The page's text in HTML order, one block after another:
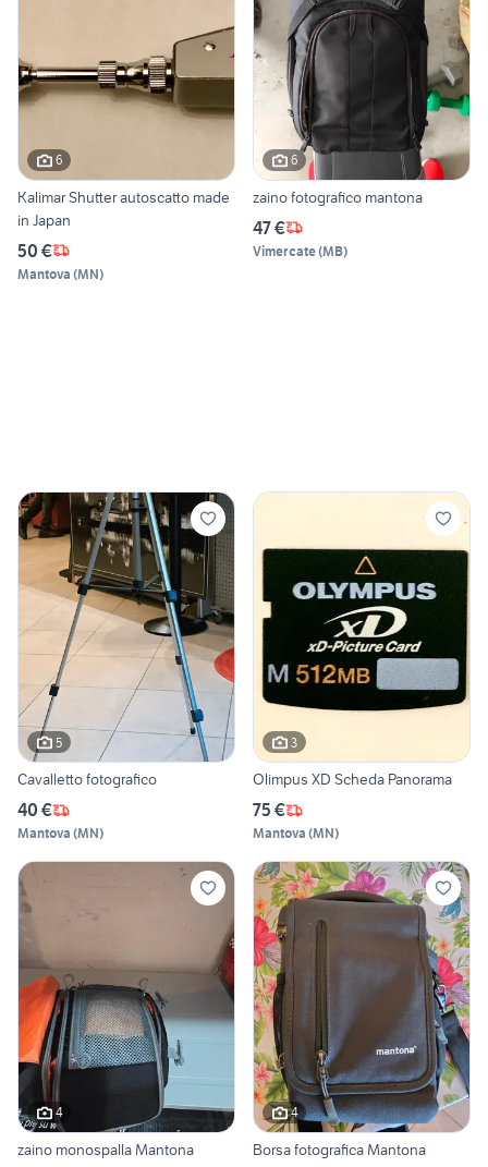
6
Kalimar Shutter autoscatto made
in Japan
50 €
Mantova (MN)
6
zaino fotografico mantona
47 €
Vimercate(MB)
5
Cavalletto fotografico
40 €
Mantova (MN)
3
Olimpus XD Scheda Panorama
75 €
Mantova (MN)
4
zaino monospalla Mantona
4
Borsa fotografica Mantona